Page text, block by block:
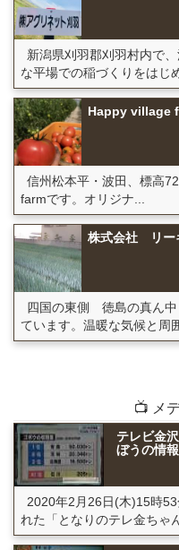
新潟県刈羽郡刈羽村内で
な平場での稲づくりをはじ
Happy village
信州松本平・波田、標高
farmです。オリジナ...
株式会社 リー
四国の東側 徳島の真ん
ています。温暖な気候と周
📺 メ
テレビ金
ぼうの情
2020年2月26日(木)15時
れた「となりのテレ金ちゃ